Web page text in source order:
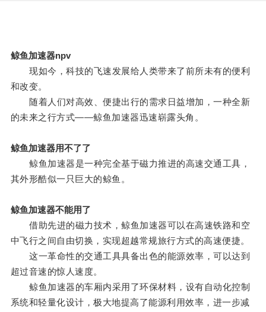
鲸鱼加速器npv
现如今，科技的飞速发展给人类带来了前所未有的便利
和改变。
随着人们对高效、便捷出行的需求日益增加，一种全新
的未来之行方式——鲸鱼加速器迅速崭露头角。
鲸鱼加速器用不了了
鲸鱼加速器是一种完全基于磁力推进的高速交通工具，
其外形酷似一只巨大的鲸鱼。
鲸鱼加速器不能用了
借助先进的磁力技术，鲸鱼加速器可以在高速铁路和空
中飞行之间自由切换，实现超越常规旅行方式的高速便捷。
这一革命性的交通工具具备出色的能源效率，可以达到
超过音速的惊人速度。
鲸鱼加速器的车厢内采用了环保材料，设有自动化控制
系统和轻量化设计，极大地提高了能源利用效率，进一步减